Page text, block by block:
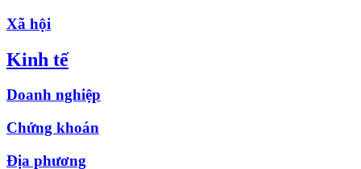
Xã hội
Kinh tế
Doanh nghiệp
Chứng khoán
Địa phương